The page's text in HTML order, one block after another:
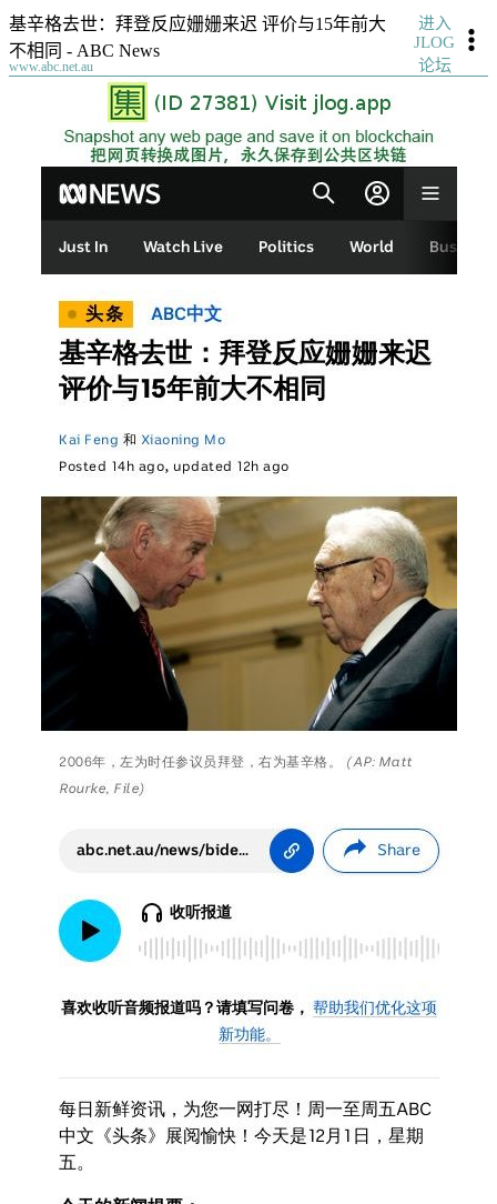
基辛格去世：拜登反应姗姗来迟 评价与15年前大
不相同 - ABC News
www.abc.net.au
进入
JLOG
论坛